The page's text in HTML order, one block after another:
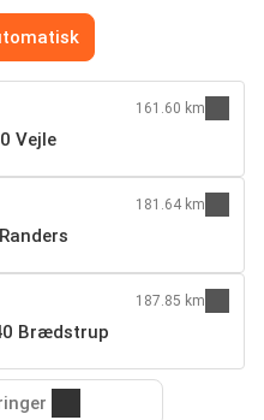
Vejle
161.60 km
181.64 km
Brædstrup
187.85 km